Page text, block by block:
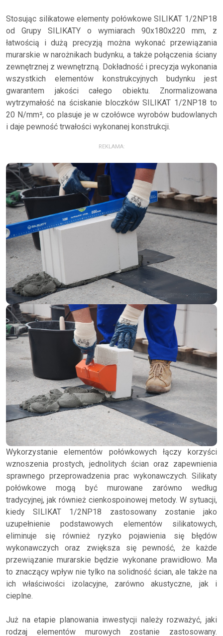
Stosując silikatowe elementy połówkowe SILIKAT 1/2NP18
od Grupy SILIKATY o wymiarach 90x180x220 mm, z
łatwością i dużą precyzją można wykonać przewiązania
murarskie w narożnikach budynku, a także połączenia ściany
zewnętrznej z wewnętrzną. Dokładność i precyzja wykonania
wszystkich elementów konstrukcyjnych budynku jest
gwarantem jakości całego obiektu. Znormalizowana
wytrzymałość na ściskanie bloczków SILIKAT 1/2NP18 to
20 N/mm², co plasuje je w czołówce wyrobów budowlanych
i daje pewność trwałości wykonanej konstrukcji.
REKLAMA:
Wykorzystanie elementów połówkowych łączy korzyści
wznoszenia prostych, jednolitych ścian oraz zapewnienia
sprawnego przeprowadzenia prac wykonawczych. Silikaty
połówkowe mogą być murowane zarówno według
tradycyjnej, jak również cienkospoinowej metody. W sytuacji,
kiedy SILIKAT 1/2NP18 zastosowany zostanie jako
uzupełnienie podstawowych elementów silikatowych,
eliminuje się również ryzyko pojawienia się błędów
wykonawczych oraz zwiększa się pewność, że każde
przewiązanie murarskie będzie wykonane prawidłowo. Ma
to znaczący wpływ nie tylko na solidność ścian, ale także na
ich właściwości izolacyjne, zarówno akustyczne, jak i
cieplne.
Już na etapie planowania inwestycji należy rozważyć, jaki
rodzaj elementów murowych zostanie zastosowany.